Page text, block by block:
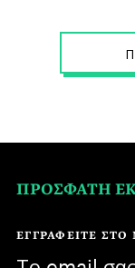
ΠΡΟΣΦΑΤΗ
ΕΓΓΡΑΦΕΙΤΕ ΣΤΟ